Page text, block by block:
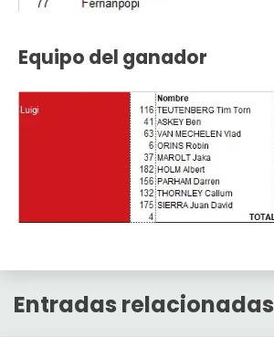
Equipo del ganador
Entradas relacionadas